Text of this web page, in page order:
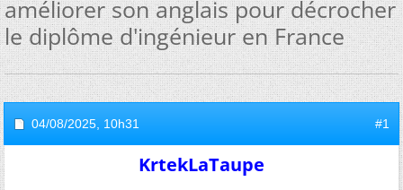
améliorer son anglais pour décrocher
le diplôme d'ingénieur en France
04/08/2025, 10h31 #1
KrtekLaTaupe